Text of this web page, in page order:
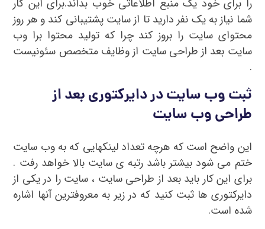
را برای خود یک منبع اطلاعاتی خوب بداند.برای این کار
شما نیاز به یک نفر دارید تا از سایت پشتیبانی کند و هر روز
محتوای سایت را بروز کند چرا که تولید محتوا برا وب
سایت بعد از طراحی سایت از وظایف متخصص سئونیست
.
ثبت وب سایت در دایرکتوری بعد از
طراحی وب سایت
این واضح است که هرچه تعداد لینکهایی که به وب سایت
ختم می شود بیشتر باشد رتبه ی سایت بالا خواهد رفت .
برای این کار باید بعد از طراحی سایت ، سایت را در یکی از
دایرکتوری ها ثبت کنید که در زیر به معروفترین آنها اشاره
شده است.